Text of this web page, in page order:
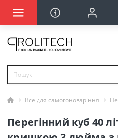
Все для самогоноваріння
Перегінний куб 40